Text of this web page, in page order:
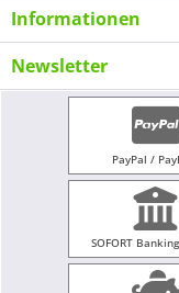
Informationen
Newsletter
PayPal /
SOFORT